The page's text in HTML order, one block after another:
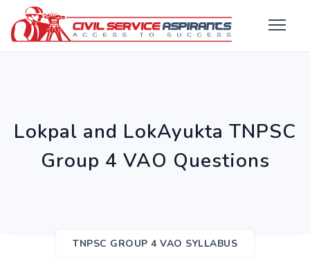
Lokpal and LokAyukta TNPSC
Group 4 VAO Questions
TNPSC GROUP 4 VAO SYLLABUS